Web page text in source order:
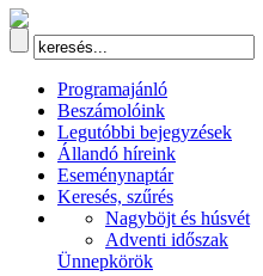
Programajánló
Beszámolóink
Legutóbbi bejegyzések
Állandó híreink
Eseménynaptár
Keresés, szűrés
Nagyböjt és húsvét
Adventi időszak
Ünnepkörök